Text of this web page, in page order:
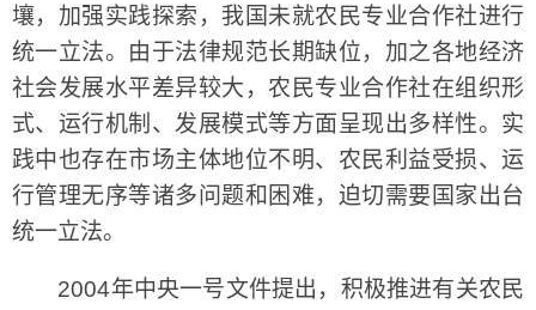
壤，加强实践探索，我国未就农民专业合作社进行
统一立法。由于法律规范长期缺位，加之各地经济
社会发展水平差异较大，农民专业合作社在组织形
式、运行机制、发展模式等方面呈现出多样性。实
践中也存在市场主体地位不明、农民利益受损、运
行管理无序等诸多问题和困难，迫切需要国家出台
统一立法。
2004年中央一号文件提出，积极推进有关农民